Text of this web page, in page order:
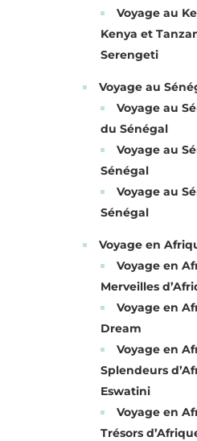
Voyage au
Kenya et
Serengeti
Voyage au
Voyage au
du Sénégal
Voyage au
Sénégal
Voyage au
Sénégal
Voyage en
Voyage en
Merveilles
Voyage en
Dream
Voyage en
Splendeurs
Eswatini
Voyage en
Trésors